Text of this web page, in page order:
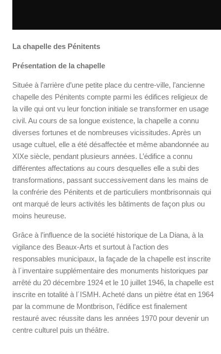
La chapelle des Pénitents
Présentation de la chapelle
Située à l’arrière d’une petite place du centre-ville, l’ancienne
chapelle des Pénitents compte parmi les édifices religieux de
la ville qui ont vu leur fonction initiale se transformer en usage
civil. Au cours de sa longue existence, la chapelle a connu
diverses fortunes et de nombreuses vicissitudes. Après un
usage cultuel, elle a été désaffectée et même abandonnée au
XIXe siècle, pendant plusieurs années. L’édifice a connu
différentes affectations au cours desquelles elle a subi des
transformations, passant successivement dans les mains de
la confrérie des Pénitents et de particuliers montbrisonnais qui
ont marqué de leurs activités les bâtiments de façon plus ou
moins heureuse.
Grâce à l’influence de la société historique de La Diana, à la
vigilance des Beaux-Arts et surtout à l’action des
responsables municipaux, la façade de la chapelle est inscrite
à l´inventaire supplémentaire des monuments historiques par
arrêté du 20 décembre 1924 et le 10 juillet 1946, la chapelle est
inscrite en totalité à l´ISMH. Acheté dans un piètre état en 1964
par la commune de Montbrison, l’édifice est finalement
restauré avec réussite dans les années 1970 pour devenir un
centre culturel puis un théâtre.